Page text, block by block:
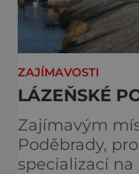
ZAJÍMAVOSTI
LÁZEŇSKÉ
Zajímavým
Poděbrady,
specializací